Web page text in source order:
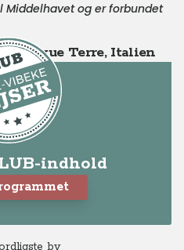
og er forbundet
- Cinque Terre, Italien
indhold
by